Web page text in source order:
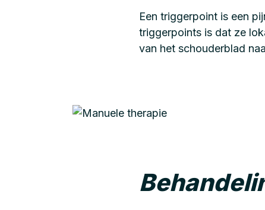
Een triggerpoint is een
triggerpoints is dat ze
van het schouderblad